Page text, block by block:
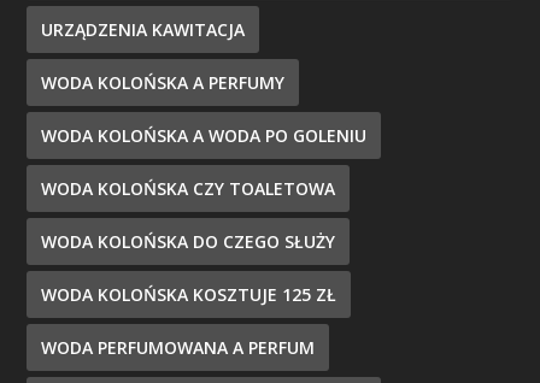
URZĄDZENIA KAWITACJA
WODA KOLOŃSKA A PERFUMY
WODA KOLOŃSKA A WODA PO GOLENIU
WODA KOLOŃSKA CZY TOALETOWA
WODA KOLOŃSKA DO CZEGO SŁUŻY
WODA KOLOŃSKA KOSZTUJE 125 ZŁ
WODA PERFUMOWANA A PERFUM